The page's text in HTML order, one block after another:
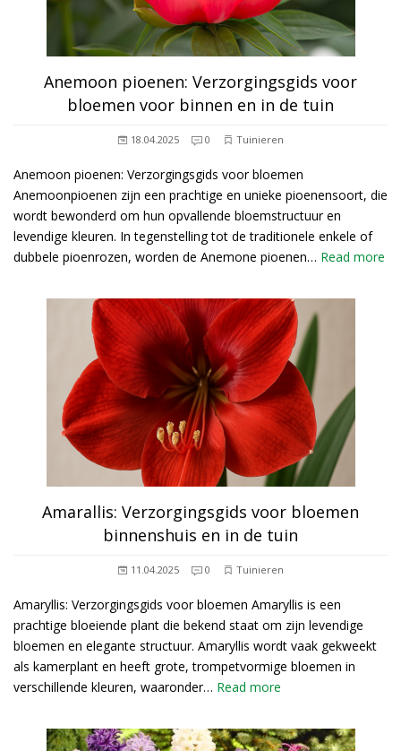
Anemoon pioenen: Verzorgingsgids voor
bloemen voor binnen en in de tuin
18.04.2025 0 Tuinieren
Anemoon pioenen: Verzorgingsgids voor bloemen
Anemoonpioenen zijn een prachtige en unieke pioenensoort, die
wordt bewonderd om hun opvallende bloemstructuur en
levendige kleuren. In tegenstelling tot de traditionele enkele of
dubbele pioenrozen, worden de Anemone pioenen… Read more
Amarallis: Verzorgingsgids voor bloemen
binnenshuis en in de tuin
11.04.2025 0 Tuinieren
Amaryllis: Verzorgingsgids voor bloemen Amaryllis is een
prachtige bloeiende plant die bekend staat om zijn levendige
bloemen en elegante structuur. Amaryllis wordt vaak gekweekt
als kamerplant en heeft grote, trompetvormige bloemen in
verschillende kleuren, waaronder… Read more